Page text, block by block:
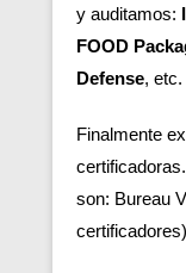
y auditamos:
FOOD
Defense, etc.
Finalmente
certificadoras.
son: Bureau